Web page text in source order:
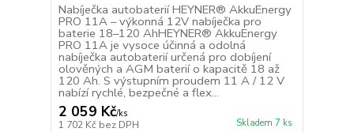
Nabíječka autobaterií HEYNER® AkkuEnergy
PRO 11A – výkonná 12V nabíječka pro
baterie 18–120 AhHEYNER® AkkuEnergy
PRO 11A je vysoce účinná a odolná
nabíječka autobaterií určená pro dobíjení
olověných a AGM baterií o kapacitě 18 až
120 Ah. S výstupním proudem 11 A / 12 V
nabízí rychlé, bezpečné a flex...
2 059 Kč/ks
1 702 Kč bez DPH Skladem 7 ks